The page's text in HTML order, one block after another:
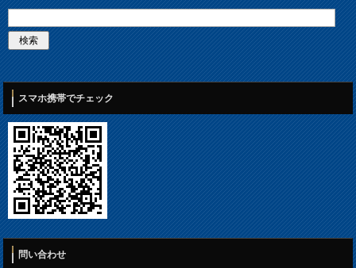
スマホ携帯でチェック
問い合わせ